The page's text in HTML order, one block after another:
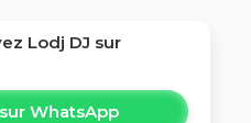
Lodj DJ sur
WhatsApp